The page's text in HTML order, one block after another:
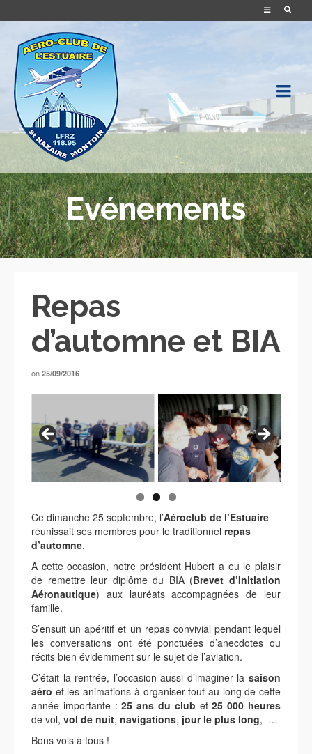
Evénements
Repas
d’automne et BIA
on 25/09/2016
Ce dimanche 25 septembre, l’Aéroclub de l’Estuaire
réunissait ses membres pour le traditionnel repas
d’automne.
A cette occasion, notre président Hubert a eu le plaisir
de remettre leur diplôme du BIA (Brevet d’Initiation
Aéronautique) aux lauréats accompagnées de leur
famille.
S’ensuit un apéritif et un repas convivial pendant lequel
les conversations ont été ponctuées d’anecdotes ou
récits bien évidemment sur le sujet de l’aviation.
C’était la rentrée, l’occasion aussi d’imaginer la saison
aéro et les animations à organiser tout au long de cette
année importante :25 ans du club et25 000 heures
de vol, vol de nuit, navigations, jour le plus long, …
Bons vols à tous !